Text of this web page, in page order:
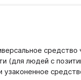
начинать, то начни с
средство
(для людей с
узаконенное